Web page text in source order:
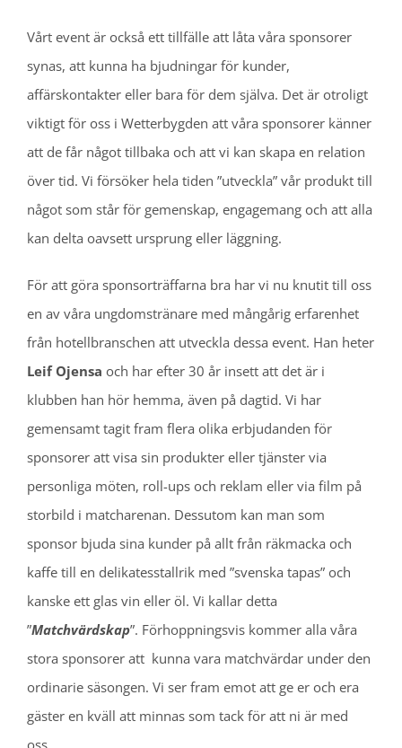
Vårt event är också ett tillfälle att låta våra sponsorer
synas, att kunna ha bjudningar för kunder,
affärskontakter eller bara för dem själva. Det är otroligt
viktigt för oss i Wetterbygden att våra sponsorer känner
att de får något tillbaka och att vi kan skapa en relation
över tid. Vi försöker hela tiden ”utveckla” vår produkt till
något som står för gemenskap, engagemang och att alla
kan delta oavsett ursprung eller läggning.
För att göra sponsorträffarna bra har vi nu knutit till oss
en av våra ungdomstränare med mångårig erfarenhet
från hotellbranschen att utveckla dessa event. Han heter
Leif Ojensa och har efter 30 år insett att det är i
klubben han hör hemma, även på dagtid. Vi har
gemensamt tagit fram flera olika erbjudanden för
sponsorer att visa sin produkter eller tjänster via
personliga möten, roll-ups och reklam eller via film på
storbild i matcharenan. Dessutom kan man som
sponsor bjuda sina kunder på allt från räkmacka och
kaffe till en delikatesstallrik med ”svenska tapas” och
kanske ett glas vin eller öl. Vi kallar detta
”Matchvärdskap”. Förhoppningsvis kommer alla våra
stora sponsorer att kunna vara matchvärdar under den
ordinarie säsongen. Vi ser fram emot att ge er och era
gäster en kväll att minnas som tack för att ni är med
oss.